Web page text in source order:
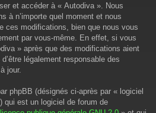
et accéder à « Autodiva ». Nous
à n’importe quel moment et nous
ces modifications, bien que nous vous
par vous-même. En effet, si vous
» après que des modifications aient
légalement responsable des
jour.
phpBB (désignés ci-après par « logiciel
qui est un logiciel de forum de